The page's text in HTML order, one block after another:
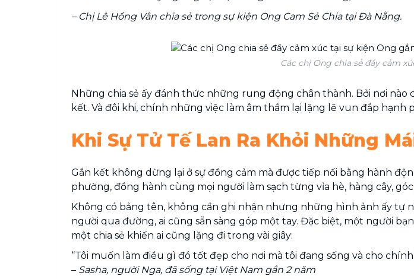
– Chị Lê Hồng Vân chia sẻ trong sự kiện Ong Cam Sẻ Chia tại Đà Nẵng.
Các chị Ong chia sẻ đầy cảm
Những chia sẻ ấy đánh thức những rung động chân thành. Bởi nơi nào
kết. Và đôi khi, chính những việc làm âm thầm lại lặng lẽ vun đắp hạnh
Khi Sự Tử Tế Lan Ra Khỏi Những
Gắn kết không dừng lại ở sự đồng cảm mà được tiếp nối bằng hành
phường, đồng hành cùng mọi người làm sạch từng vỉa hè, hàng cây,
Không có bảng tên, không cần ghi nhận nhưng những hình ảnh ấy tự
người qua đường, ai cũng sẵn sàng góp một tay. Đặc biệt, một người
một chia sẻ khiến ai cũng lặng đi trong vài giây:
“Tôi muốn làm điều gì đó tốt đẹp cho nơi mà tôi đang sống và cho
– Sasha, người Nga, đã sống tại Việt Nam gần 2 năm